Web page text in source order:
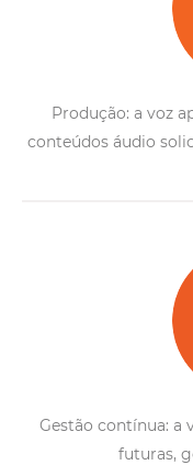
Produção: a voz
conteúdos áudio
Gestão contínua: a
futuras,